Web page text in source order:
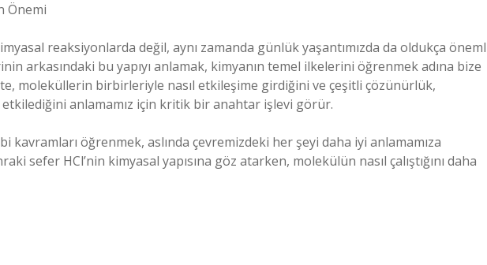
Önemi
reaksiyonlarda değil, aynı zamanda günlük yaşantımızda da oldukça
arkasındaki bu yapıyı anlamak, kimyanın temel ilkelerini öğrenmek adına bize
moleküllerin birbirleriyle nasıl etkileşime girdiğini ve çeşitli çözünürlük,
anlamamız için kritik bir anahtar işlevi görür.
kavramları öğrenmek, aslında çevremizdeki her şeyi daha iyi anlamamıza
sefer HCl’nin kimyasal yapısına göz atarken, molekülün nasıl çalıştığını daha